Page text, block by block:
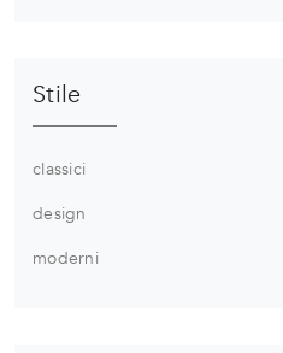
Stile
classici
design
moderni